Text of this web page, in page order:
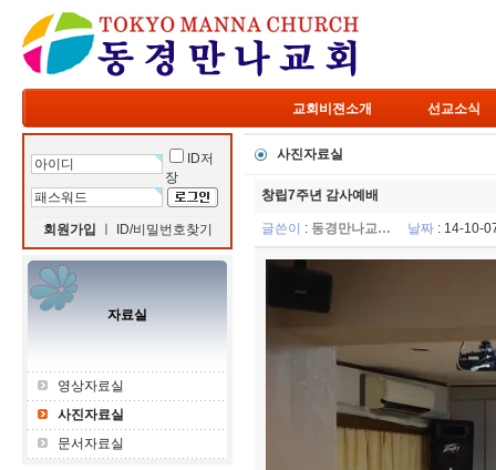
교회비젼소개 선교소식
ID저
장
회원가입 ID/비밀번호찾기
자료실
영상자료실
사진자료실
문서자료실
사진자료실
창립7주년 감사예배
글쓴이 : 동경만나교… 날짜 : 14-10-